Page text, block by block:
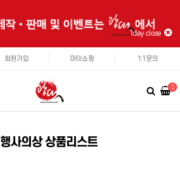
1day close
회원가입 마이쇼핑 1:1문의
0
행사의상 상품리스트